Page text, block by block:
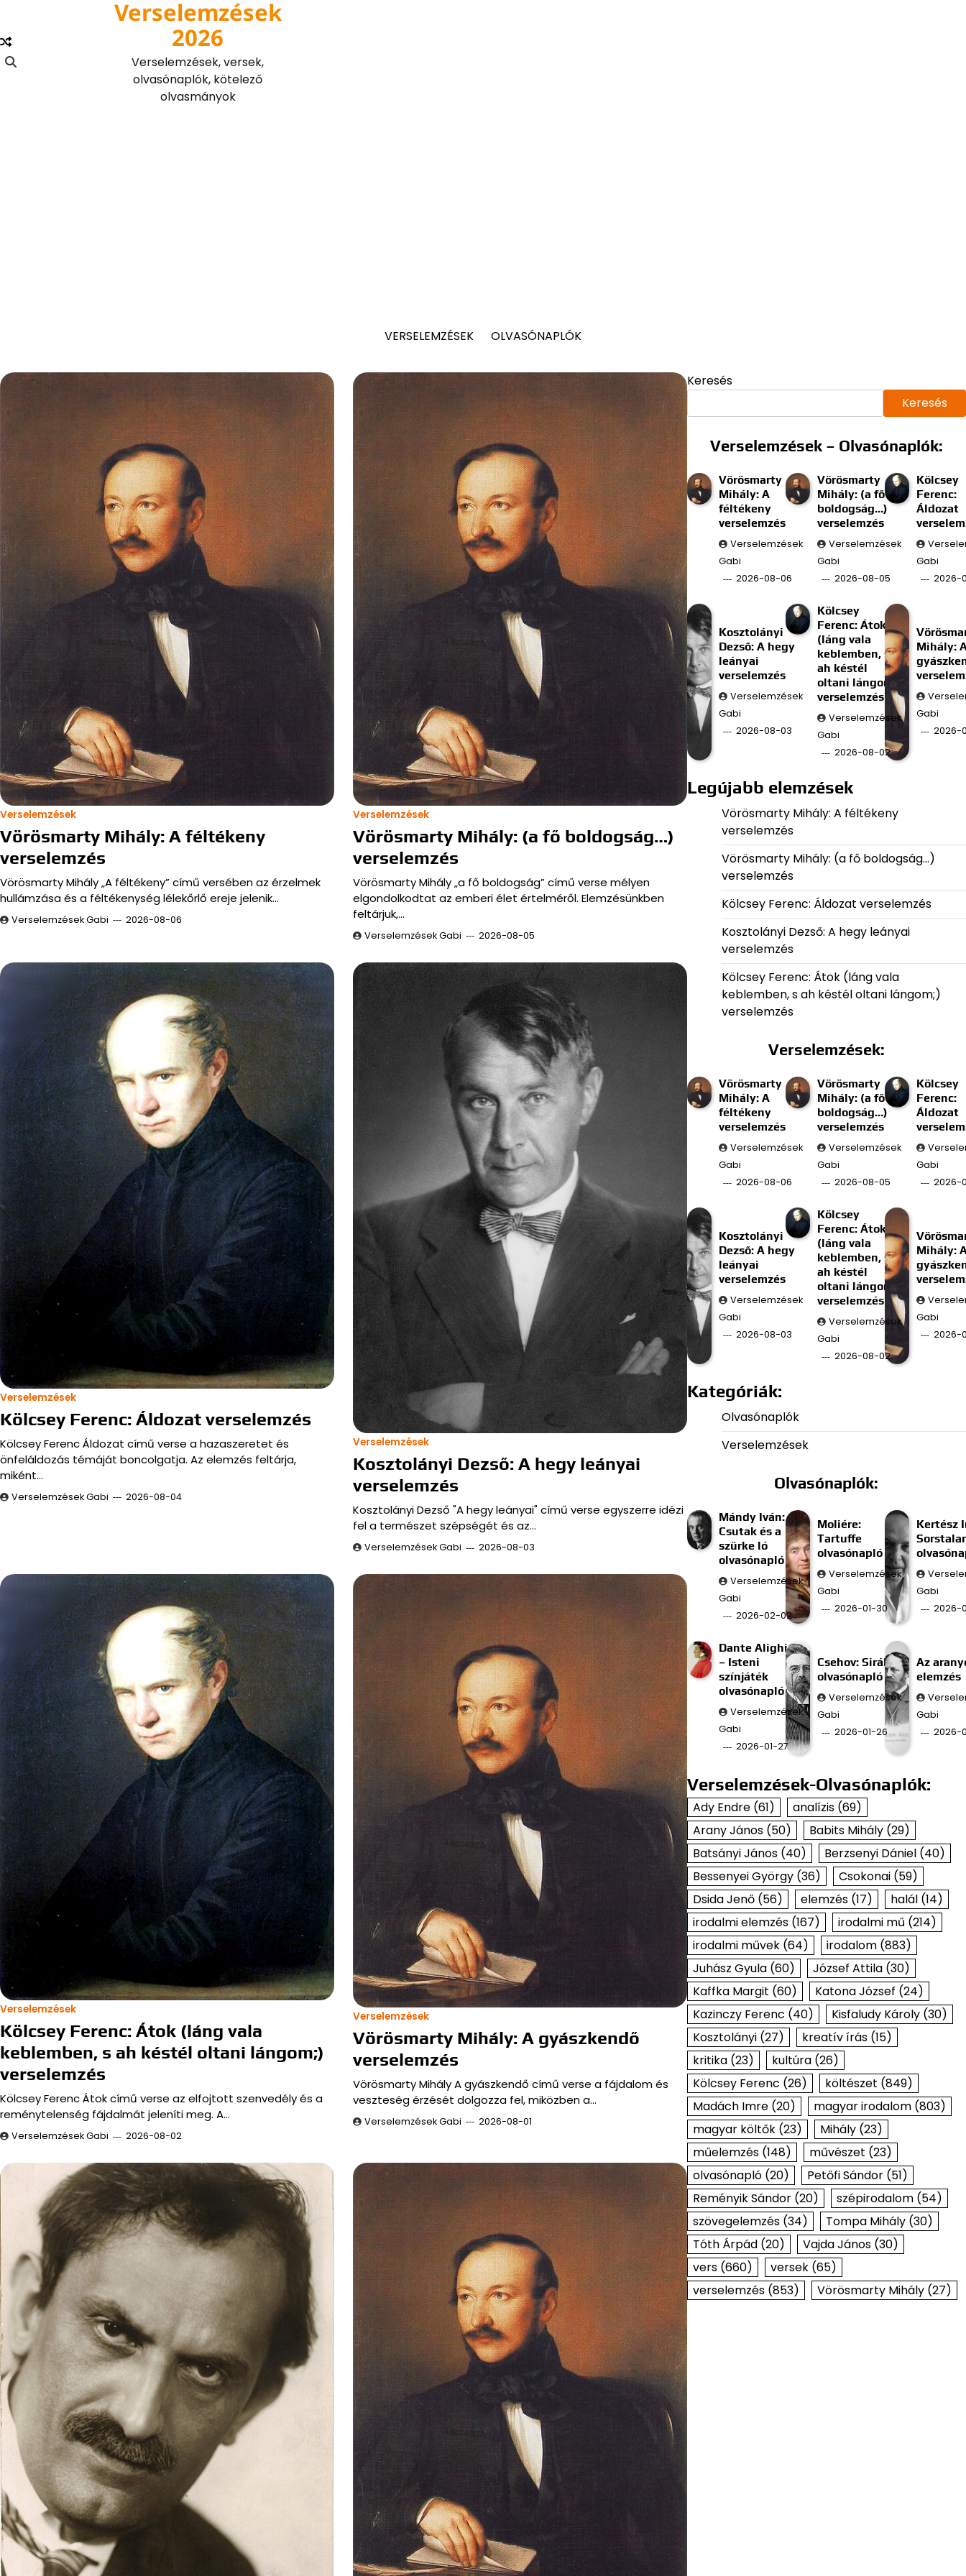
content
Verselemzések
2026
Verselemzések, versek,
olvasónaplók, kötelező
olvasmányok
VERSELEMZÉSEK OLVASÓNAPLÓK
Verselemzések
Vörösmarty Mihály: A féltékeny
verselemzés
Vörösmarty Mihály „A féltékeny” című versében az érzelmek
hullámzása és a féltékenység lélekőrlő ereje jelenik…
Verselemzések Gabi 2026-08-06
Verselemzések
Vörösmarty Mihály: (a fő boldogság…)
verselemzés
Vörösmarty Mihály „a fő boldogság” című verse mélyen
elgondolkodtat az emberi élet értelméről. Elemzésünkben
feltárjuk,…
Verselemzések Gabi 2026-08-05
Verselemzések
Kölcsey Ferenc: Áldozat verselemzés
Kölcsey Ferenc Áldozat című verse a hazaszeretet és
önfeláldozás témáját boncolgatja. Az elemzés feltárja,
miként…
Verselemzések Gabi 2026-08-04
Verselemzések
Kosztolányi Dezső: A hegy leányai
verselemzés
Kosztolányi Dezső "A hegy leányai" című verse egyszerre idézi
fel a természet szépségét és az…
Verselemzések Gabi 2026-08-03
Verselemzések
Kölcsey Ferenc: Átok (láng vala
keblemben, s ah késtél oltani lángom;)
verselemzés
Kölcsey Ferenc Átok című verse az elfojtott szenvedély és a
reménytelenség fájdalmát jeleníti meg. A…
Verselemzések Gabi 2026-08-02
Verselemzések
Vörösmarty Mihály: A gyászkendő
verselemzés
Vörösmarty Mihály A gyászkendő című verse a fájdalom és
veszteség érzését dolgozza fel, miközben a…
Verselemzések Gabi 2026-08-01
Keresés
Keresés
Verselemzések – Olvasónaplók:
Vörösmarty
Mihály: A
féltékeny
verselemzés
Verselemzések
Gabi
2026-08-06
Vörösmarty
Mihály: (a fő
boldogság…)
verselemzés
Verselemzések
Gabi
2026-08-05
Kölcsey
Ferenc:
Áldozat
Gabi
2026-
Kosztolányi
Dezső: A hegy
leányai
verselemzés
Verselemzések
Gabi
2026-08-03
Kölcsey
Ferenc: Átok
(láng vala
keblemben, s
ah késtél
oltani lángom;)
verselemzés
Verselemzések
Gabi
2026-08-02
Mihály:
Gabi
2026-
Legújabb elemzések
Vörösmarty Mihály: A féltékeny
verselemzés
Vörösmarty Mihály: (a fő boldogság…)
verselemzés
Kölcsey Ferenc: Áldozat verselemzés
Kosztolányi Dezső: A hegy leányai
verselemzés
Kölcsey Ferenc: Átok (láng vala
keblemben, s ah késtél oltani lángom;)
verselemzés
Verselemzések:
Vörösmarty
Mihály: A
féltékeny
verselemzés
Verselemzések
Gabi
2026-08-06
Vörösmarty
Mihály: (a fő
boldogság…)
verselemzés
Verselemzések
Gabi
2026-08-05
Kölcsey
Ferenc:
Áldozat
Gabi
2026-
Kosztolányi
Dezső: A hegy
leányai
verselemzés
Verselemzések
Gabi
2026-08-03
Kölcsey
Ferenc: Átok
(láng vala
keblemben, s
ah késtél
oltani lángom;)
verselemzés
Verselemzések
Gabi
2026-08-02
Mihály:
Gabi
2026-
Kategóriák:
Olvasónaplók
Verselemzések
Olvasónaplók:
Mándy Iván:
Csutak és a
szürke ló
olvasónapló
Verselemzések
Gabi
2026-02-02
Moliére:
Tartuffe
olvasónapló
Verselemzések
Gabi
2026-01-30
Kertész
Gabi
2026-
Dante Alighieri
– Isteni
színjáték
olvasónapló
Verselemzések
Gabi
2026-01-27
Csehov: Sirály
olvasónapló
Verselemzések
Gabi
2026-01-26
Az
elemzés
Gabi
2026-
Verselemzések-Olvasónaplók:
Ady Endre(61) analízis(69)
Arany János(50) Babits Mihály(29)
Batsányi János(40) Berzsenyi Dániel(40)
Bessenyei György(36) Csokonai(59)
Dsida Jenő(56) elemzés(17) halál(14)
irodalmi elemzés(167) irodalmi mű (214)
irodalmi művek(64) irodalom(883)
Juhász Gyula(60) József Attila(30)
Kaffka Margit (60) Katona József (24)
Kazinczy Ferenc (40) Kisfaludy Károly(30)
Kosztolányi(27) kreatív írás(15)
kritika(23) kultúra(26)
Kölcsey Ferenc (26) költészet (849)
Madách Imre(20) magyar irodalom(803)
magyar költők(23) Mihály(23)
műelemzés(148) művészet (23)
olvasónapló(20) Petőfi Sándor(51)
Reményik Sándor(20) szépirodalom(54)
szövegelemzés(34) Tompa Mihály(30)
Tóth Árpád(20) Vajda János(30)
vers(660) versek(65)
verselemzés(853) Vörösmarty Mihály(27)